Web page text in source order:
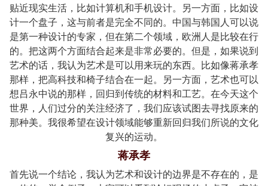
贴近现实生活，比如计算机和手机设计。另一方面，比如设
计一个盘子，这与前者是完全不同的。中国与韩国人可以说
是第一种设计的专家，但在第二个领域，欧洲人是比较在行
的。把这两个方面结合起来是非常必要的。但是，如果说到
艺术的话，我认为艺术是可以用来玩的东西。比如像蒋承孝
那样，把高科技和椅子结合在一起。另一方面，艺术也可以
想吕永中说的那样，回归到传统的材料和工艺。在今天这个
世界，人们过分的关注经济了，我们应该试图去寻找原来的
那种美。我很希望在设计领域能够重新回归我们所说的文化
复兴的运动。
蒋承孝
首先说一个结论，我认为艺术和设计的边界是不存在的，是